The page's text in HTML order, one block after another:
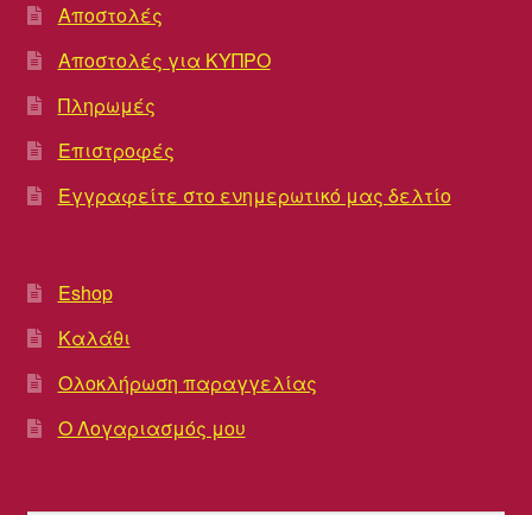
Αποστολές
Αποστολές για ΚΥΠΡΟ
Πληρωμές
Επιστροφές
Εγγραφείτε στο ενημερωτικό μας δελτίο
Eshop
Καλάθι
Ολοκλήρωση παραγγελίας
Ο Λογαριασμός μου